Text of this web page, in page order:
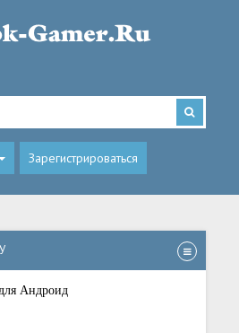
Зарегистрироваться
Андроид